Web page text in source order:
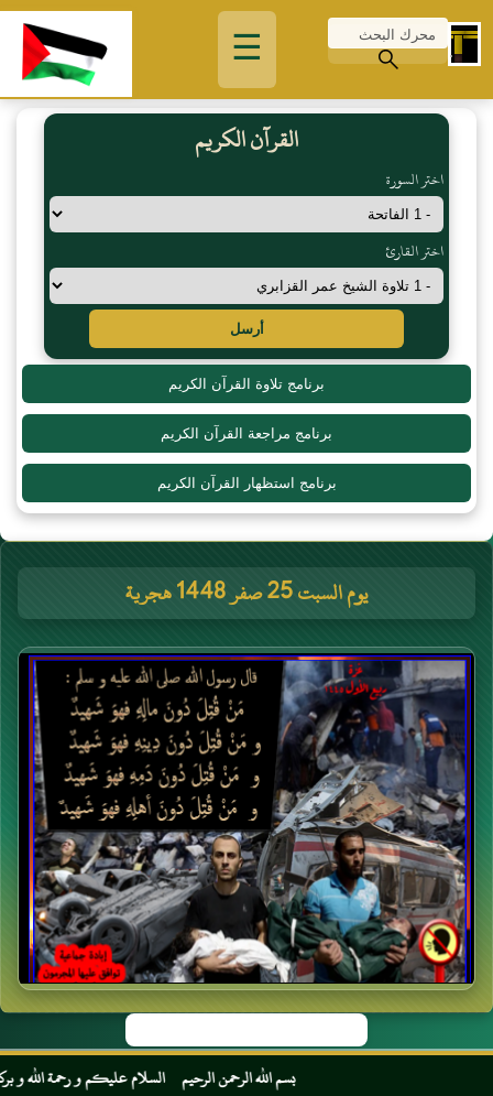
☰
القرآن الكريم
اختر السورة
اختر القارئ
أرسل
برنامج تلاوة القرآن الكريم
برنامج مراجعة القرآن الكريم
برنامج استظهار القرآن الكريم
يوم السبت 25 صفر 1448 هجرية
بسم الله الرحمن الرحيم السلام عليكم و رحمة الله و